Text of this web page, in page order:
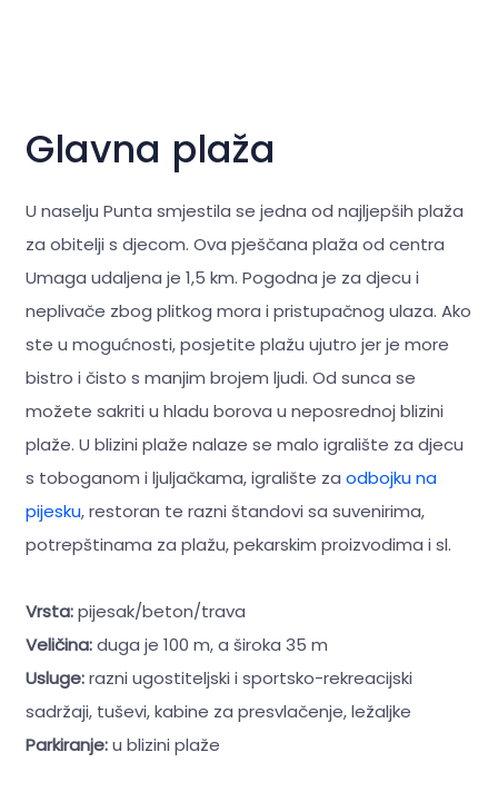
Glavna plaža
U naselju Punta smjestila se jedna od najljepših plaža
za obitelji s djecom. Ova pješčana plaža od centra
Umaga udaljena je 1,5 km. Pogodna je za djecu i
neplivače zbog plitkog mora i pristupačnog ulaza. Ako
ste u mogućnosti, posjetite plažu ujutro jer je more
bistro i čisto s manjim brojem ljudi. Od sunca se
možete sakriti u hladu borova u neposrednoj blizini
plaže. U blizini plaže nalaze se malo igralište za djecu
s toboganom i ljuljačkama, igralište za odbojku na
pijesku, restoran te razni štandovi sa suvenirima,
potrepštinama za plažu, pekarskim proizvodima i sl.
Vrsta:pijesak/beton/trava
Veličina:duga je 100 m, a široka 35 m
Usluge:razni ugostiteljski i sportsko-rekreacijski
sadržaji, tuševi, kabine za presvlačenje, ležaljke
Parkiranje:u blizini plaže